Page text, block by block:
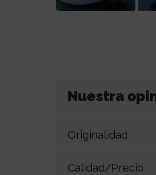
Nuestra
Originalidad
Calidad/Precio